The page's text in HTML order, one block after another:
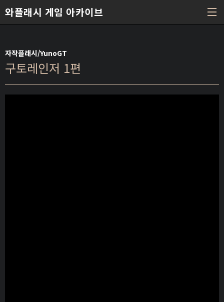
와플래시 게임 아카이브
자작플래시/YunoGT
구토레인저 1편